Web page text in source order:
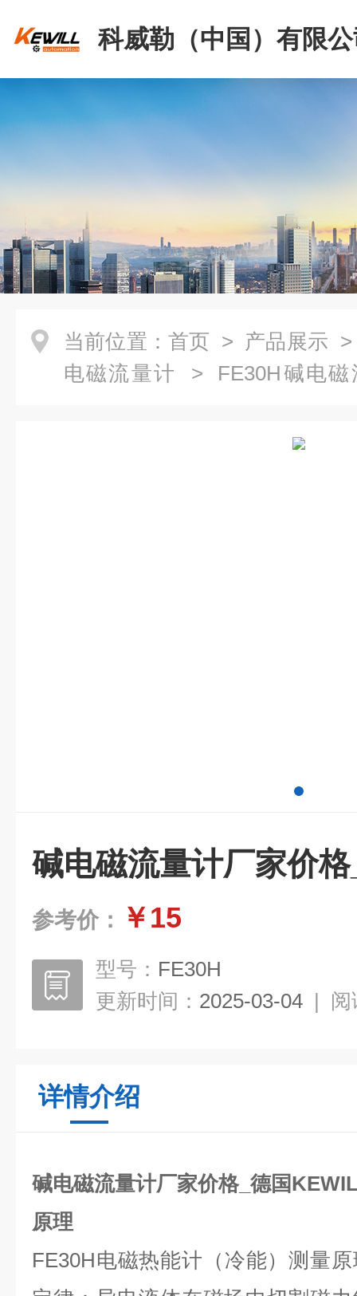
科威勒（中国）有限
当前位置： 首页 > 产品展示
电磁流量计 > FE30H碱电磁
碱电磁流量计厂家价
参考价： ￥15
型号： FE30H
更新时间： 2025-03-04 | 阅
详情介绍
碱电磁流量计厂家价格_德国
原理
FE30H电磁热能计（冷能）测量